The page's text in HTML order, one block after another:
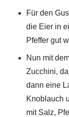
Für den
die Eier in
Pfeffer gut
Nun mit
Zucchini,
dann eine
Knoblauch
mit Salz,